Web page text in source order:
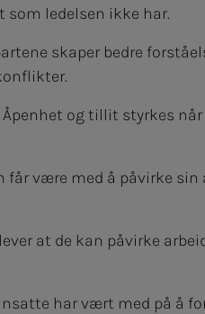
ledelsen ikke har.
skaper bedre
Åpenhet og tillit styrkes
får være med å påvirke
at de kan påvirke
har vært med på å